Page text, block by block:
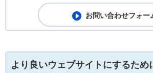
より良いウェブサイトにするため